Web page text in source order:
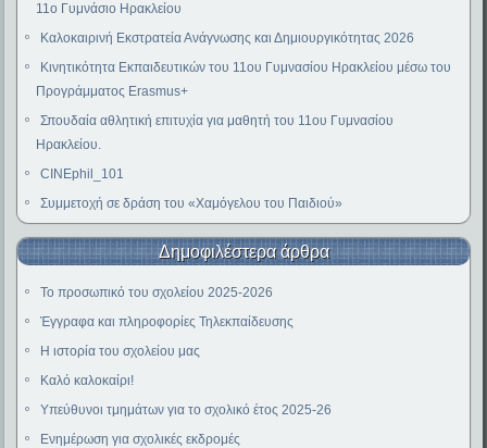
11ο Γυμνάσιο Ηρακλείου
Καλοκαιρινή Εκστρατεία Ανάγνωσης και Δημιουργικότητας 2026
Κινητικότητα Εκπαιδευτικών του 11ου Γυμνασίου Ηρακλείου μέσω του
Προγράμματος Erasmus+
Σπουδαία αθλητική επιτυχία για μαθητή του 11ου Γυμνασίου
Ηρακλείου.
CINEphil_101
Συμμετοχή σε δράση του «Χαμόγελου του Παιδιού»
Δημοφιλέστερα άρθρα
Το προσωπικό του σχολείου 2025-2026
Έγγραφα και πληροφορίες Τηλεκπαίδευσης
Η ιστορία του σχολείου μας
Καλό καλοκαίρι!
Υπεύθυνοι τμημάτων για το σχολικό έτος 2025-26
Ενημέρωση για σχολικές εκδρομές